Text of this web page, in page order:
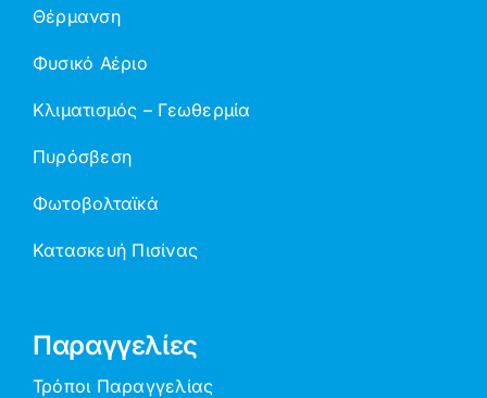
Θέρμανση
Φυσικό Αέριο
Κλιματισμός – Γεωθερμία
Πυρόσβεση
Φωτοβολταϊκά
Κατασκευή Πισίνας
Παραγγελίες
Τρόποι Παραγγελίας